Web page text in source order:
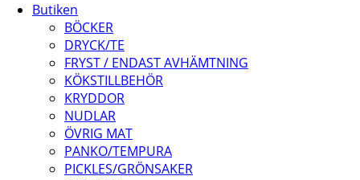
Butiken
BÖCKER
DRYCK/TE
FRYST / ENDAST AVHÄMTNING
KÖKSTILLBEHÖR
KRYDDOR
NUDLAR
ÖVRIG MAT
PANKO/TEMPURA
PICKLES/GRÖNSAKER